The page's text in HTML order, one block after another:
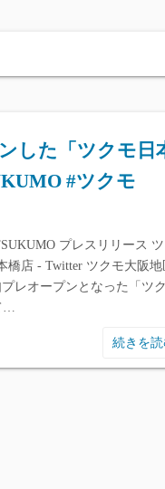
した「ツクモ日
#ツクモ
プレスリリース
橋店 - Twitter ツクモ大阪地
レオープンとなった「ツ
…
続きを